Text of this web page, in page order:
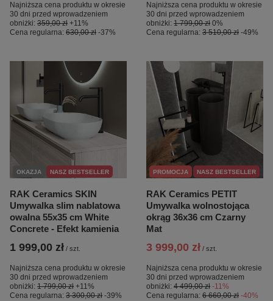
Najniższa cena produktu w okresie
30 dni przed wprowadzeniem
obniżki: 359,00 zł +11%
Cena regularna: 630,00 zł -37%
Najniższa cena produktu w okresie
30 dni przed wprowadzeniem
obniżki: 1 799,00 zł 0%
Cena regularna: 3 510,00 zł -49%
OKAZJA NASZ BESTSELLER
RAK Ceramics SKIN
Umywalka slim nablatowa
owalna 55x35 cm White
Concrete - Efekt kamienia
1 999,00 zł / szt.
Najniższa cena produktu w okresie
30 dni przed wprowadzeniem
obniżki: 1 799,00 zł +11%
Cena regularna: 3 300,00 zł -39%
PROMOCJA NASZ BESTSELLER
RAK Ceramics PETIT
Umywalka wolnostojąca
okrąg 36x36 cm Czarny
Mat
3 999,00 zł / szt.
Najniższa cena produktu w okresie
30 dni przed wprowadzeniem
obniżki: 4 499,00 zł -11%
Cena regularna: 6 660,00 zł -40%